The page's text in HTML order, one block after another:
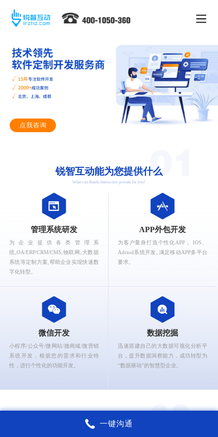
点我咨询
锐智互动能为您提供什么
What can Ruizhi Interactive provide for you?
管理系统研发
为企业提供各类管理系
统,OA/ERP/CRM/CMS,物联网,大数据
系统等定制方案,帮助企业实现快速数
字化转型。
APP外包开发
为客户量身打造个性化APP， IOS、
Adriod系统开发, 满足移动APP多平台
要求。
微信开发
小程序/公众号/微网站/微商城/微营销
系统开发，根据您的需求和行业特
性，进行个性化的功能开发。
数据挖掘
迅速搭建自己的大数据可视化分析平
台，提升数据洞察能力，成功转型为
“数据驱动”的智慧型企业。
锐智互动核心能力
一键沟通